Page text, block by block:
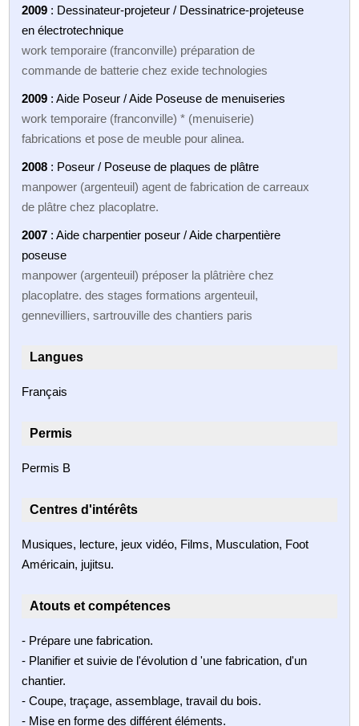
2009 : Dessinateur-projeteur / Dessinatrice-projeteuse
en électrotechnique
work temporaire (franconville) préparation de
commande de batterie chez exide technologies
2009 : Aide Poseur / Aide Poseuse de menuiseries
work temporaire (franconville) * (menuiserie)
fabrications et pose de meuble pour alinea.
2008 : Poseur / Poseuse de plaques de plâtre
manpower (argenteuil) agent de fabrication de carreaux
de plâtre chez placoplatre.
2007 : Aide charpentier poseur / Aide charpentière
poseuse
manpower (argenteuil) préposer la plâtrière chez
placoplatre. des stages formations argenteuil,
gennevilliers, sartrouville des chantiers paris
Langues
Français
Permis
Permis B
Centres d'intérêts
Musiques, lecture, jeux vidéo, Films, Musculation, Foot
Américain, jujitsu.
Atouts et compétences
- Prépare une fabrication.
- Planifier et suivie de l'évolution d 'une fabrication, d'un
chantier.
- Coupe, traçage, assemblage, travail du bois.
- Mise en forme des différent éléments.